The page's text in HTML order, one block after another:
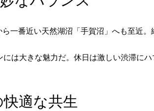
一番近い天然湖沼「手賀沼」へも至近。
は大きな魅力だ。休日は激しい渋滞に
適な共生